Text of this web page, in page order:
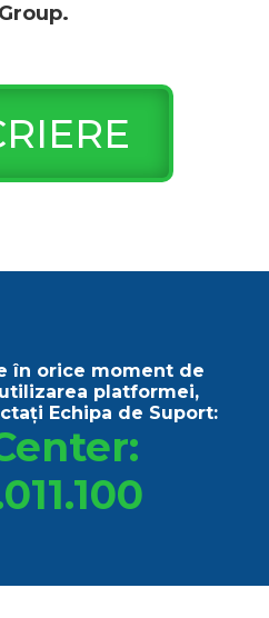
în orice moment de
platformei,
Echipa de Suport: